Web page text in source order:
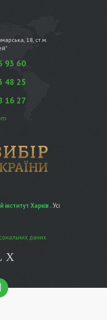
18, ст.м.
93 60
48 25
16 27
інститут Харків . Усі
даних
X